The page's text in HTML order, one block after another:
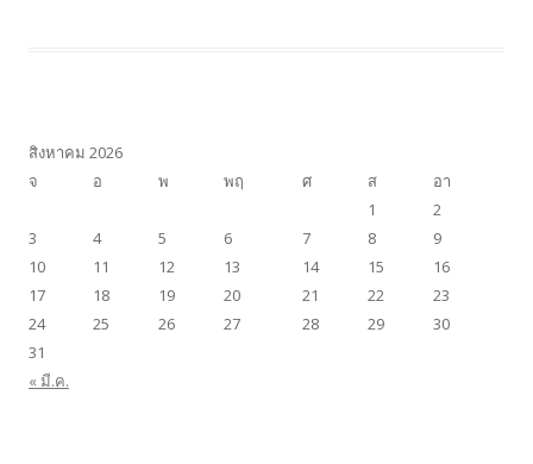
สิงหาคม 2026
จ
อ พ พฤ ศ ส อา
« มี.ค.
1
2
3
4 5 6 7 8
9
10
11 12 13 14 15
16
17
18 19 20 21 22
23
24
25 26 27 28 29
30
31